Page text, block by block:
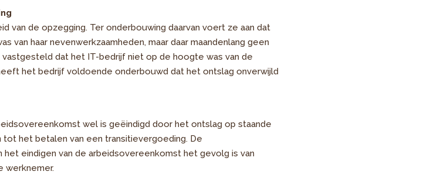
van de opzegging. Ter onderbouwing daarvan voert ze aan dat
haar nevenwerkzaamheden, maar daar maandenlang geen
dat het IT-bedrijf niet op de hoogte was van de
het bedrijf voldoende onderbouwd dat het ontslag onverwijld
wel is geëindigd door het ontslag op staande
het betalen van een transitievergoeding. De
eindigen van de arbeidsovereenkomst het gevolg is van
werknemer.